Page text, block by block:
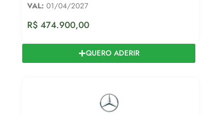
VAL: 01/04/2027
R$ 474.900,00
QUERO ADERIR